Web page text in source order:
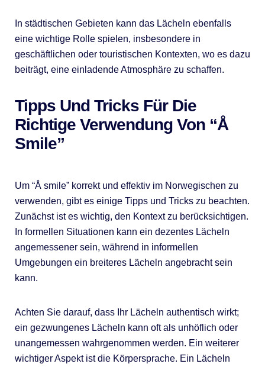
In städtischen Gebieten kann das Lächeln ebenfalls
eine wichtige Rolle spielen, insbesondere in
geschäftlichen oder touristischen Kontexten, wo es dazu
beiträgt, eine einladende Atmosphäre zu schaffen.
Tipps Und Tricks Für Die
Richtige Verwendung Von “Å
Smile”
Um “Å smile” korrekt und effektiv im Norwegischen zu
verwenden, gibt es einige Tipps und Tricks zu beachten.
Zunächst ist es wichtig, den Kontext zu berücksichtigen.
In formellen Situationen kann ein dezentes Lächeln
angemessener sein, während in informellen
Umgebungen ein breiteres Lächeln angebracht sein
kann.
Achten Sie darauf, dass Ihr Lächeln authentisch wirkt;
ein gezwungenes Lächeln kann oft als unhöflich oder
unangemessen wahrgenommen werden. Ein weiterer
wichtiger Aspekt ist die Körpersprache. Ein Lächeln